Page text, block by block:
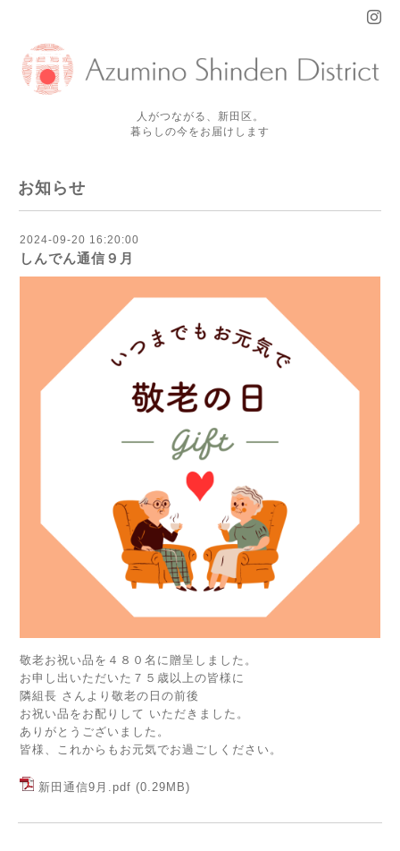
人がつながる、新田区。
暮らしの今をお届けします
お知らせ
2024-09-20 16:20:00
しんでん通信９月
敬老お祝い品を４８０名に贈呈しました。
お申し出いただいた７５歳以上の皆様に
隣組長 さんより敬老の日の前後
お祝い品をお配りして いただきました。
ありがとうございました。
皆様、これからもお元気でお過ごしください。
新田通信9月.pdf (0.29MB)